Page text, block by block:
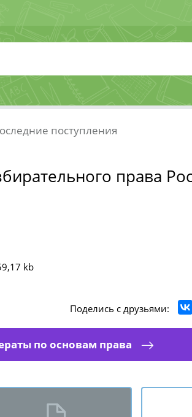
поступления
права
kb
Поделись с друзьями:
по основам права